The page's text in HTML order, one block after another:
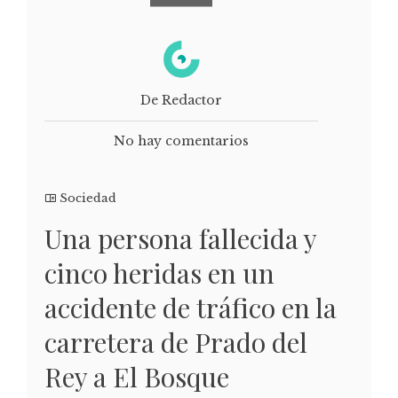
De Redactor
No hay comentarios
Sociedad
Una persona fallecida y
cinco heridas en un
accidente de tráfico en la
carretera de Prado del
Rey a El Bosque